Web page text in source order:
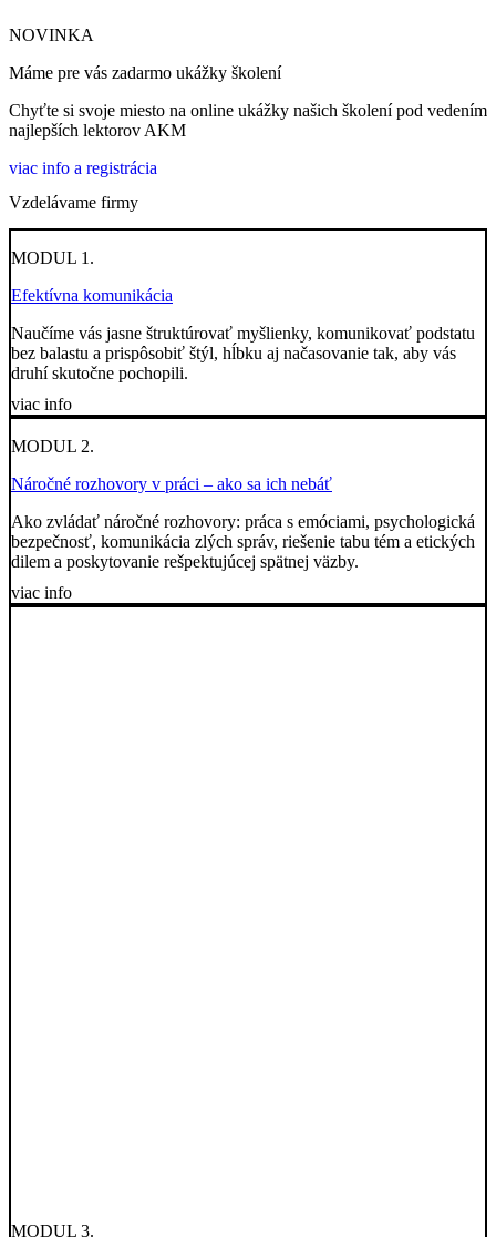
NOVINKA
Máme pre vás zadarmo ukážky školení
Chyťte si svoje miesto na online ukážky našich školení pod vedením
najlepších lektorov AKM
viac info a registrácia
Vzdelávame firmy
MODUL 1.
Efektívna komunikácia
Naučíme vás jasne štruktúrovať myšlienky, komunikovať podstatu
bez balastu a prispôsobiť štýl, hĺbku aj načasovanie tak, aby vás
druhí skutočne pochopili.
viac info
MODUL 2.
Náročné rozhovory v práci – ako sa ich nebáť
Ako zvládať náročné rozhovory: práca s emóciami, psychologická
bezpečnosť, komunikácia zlých správ, riešenie tabu tém a etických
dilem a poskytovanie rešpektujúcej spätnej väzby.
viac info
MODUL 3.